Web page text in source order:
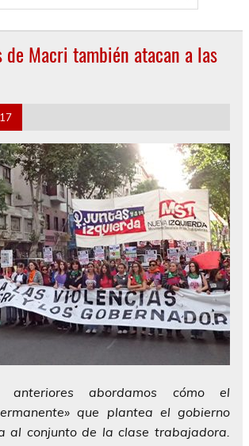
de Macri también atacan a las
anteriores abordamos cómo el
que plantea el gobierno
al conjunto de la clase trabajadora.